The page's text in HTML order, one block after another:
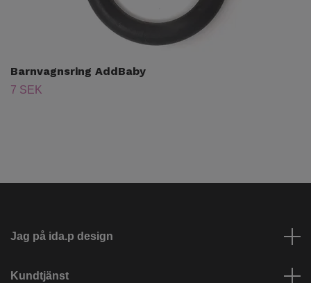
Barnvagnsring AddBaby
7 SEK
Jag på ida.p design
Kundtjänst